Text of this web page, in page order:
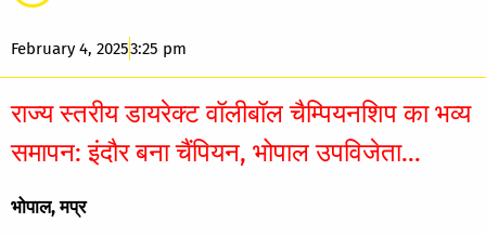
February 4, 20253:25 pm
राज्य स्तरीय डायरेक्ट वॉलीबॉल चैम्पियनशिप का भव्य
समापन: इंदौर बना चैंपियन, भोपाल उपविजेता…
भोपाल, मप्र